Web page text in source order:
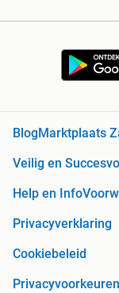
BlogMarktplaats
Veilig en
Help en Info
Privacyverklaring
Cookiebeleid
Privacyvoorkeuren